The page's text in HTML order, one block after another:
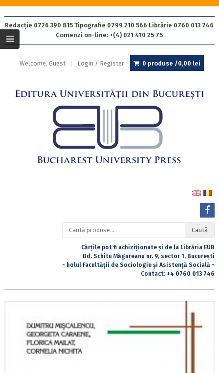
Redacție 0726 390 815 Tipografie 0799 210 566 Librărie 0760 013 746
Comenzi on-line: +(4) 021 410 25 75
Welcome, Guest Login / Register 0 produse /0,00 lei
Caută
după:
Caută
Cărțile pot fi achiziționate și de la Librăria EUB
Bd. Schitu Măgureanu nr. 9, sector 1, București
- holul Facultății de Sociologie și Asistență Socială -
Contact: +4 0760 013 746